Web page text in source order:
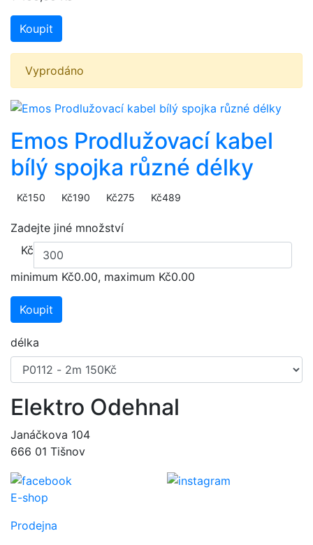
Koupit
Vyprodáno
Emos Prodlužovací kabel
bílý spojka různé délky
Kč150 Kč190 Kč275 Kč489
Zadejte jiné množství
Kč
minimum Kč0.00, maximum Kč0.00
Koupit
délka
Elektro Odehnal
Janáčkova 104
666 01 Tišnov
E-shop
Prodejna